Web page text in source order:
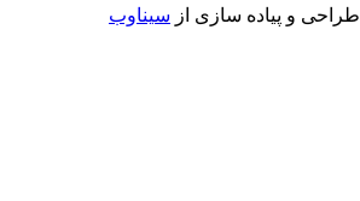
طراحی و پیاده سازی از سیناوب